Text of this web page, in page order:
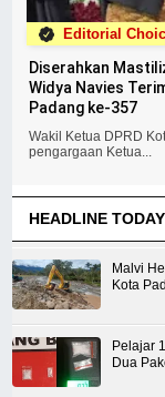
Editorial
Diserahkan
Widya Navies
Padang ke-357
Wakil Ketua DPRD
pengargaan Ketua...
HEADLINE TODAY
Malvi
Kota
Pelajar
Dua